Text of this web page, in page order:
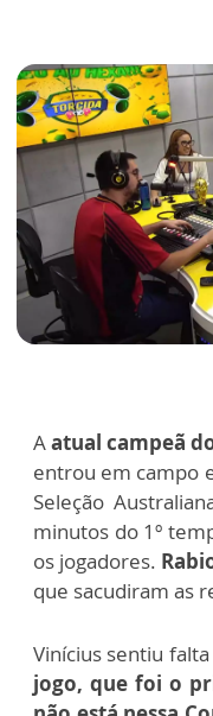
Aatual campeã
entrou em campo
Seleção
minutos do 1º
os jogadores.
que sacudiram as
Vinícius sentiu
jogo, que foi o